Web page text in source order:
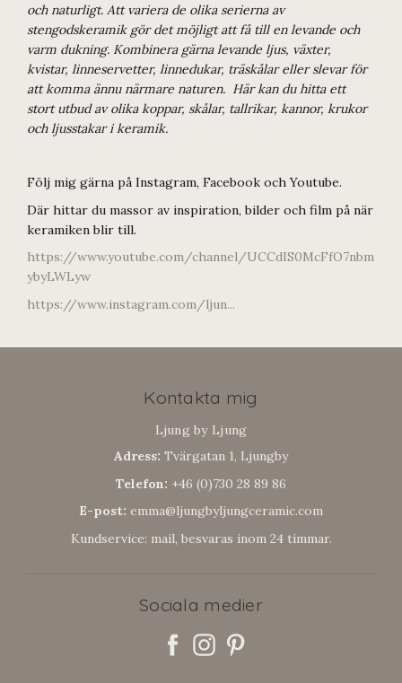
och naturligt. Att variera de olika serierna av
stengodskeramik gör det möjligt att få till en levande och
varm dukning. Kombinera gärna levande ljus, växter,
kvistar, linneservetter, linnedukar, träskålar eller slevar för
att komma ännu närmare naturen. Här kan du hitta ett
stort utbud av olika koppar, skålar, tallrikar, kannor, krukor
och ljusstakar i keramik.
Följ mig gärna på Instagram, Facebook och Youtube.
Där hittar du massor av inspiration, bilder och film på när
keramiken blir till.
https://www.youtube.com/channel/UCCdIS0McFfO7nbm
ybyLWLyw
https://www.instagram.com/ljun...
Kontakta mig
Ljung by Ljung
Adress: Tvärgatan 1, Ljungby
Telefon: +46 (0)730 28 89 86
E-post: emma@ljungbyljungceramic.com
Kundservice: mail, besvaras inom 24 timmar.
Sociala medier